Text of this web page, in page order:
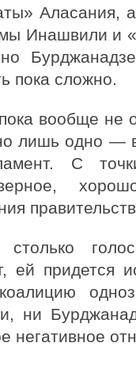
Аласания,
Инашвили и
пока сложно.
вообще не
лишь одно —
С
ей придется
ни
негативное